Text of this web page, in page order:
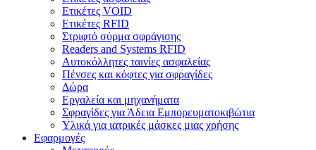
Ετικέτες VOID
Ετικέτες RFID
Στριφτό σύρμα σφράγισης
Readers and Systems RFID
Αυτοκόλλητες ταινίες ασφαλείας
Πένσες και κόφτες για σφραγίδες
Δώρα
Εργαλεία και μηχανήματα
Σφραγίδες για Άδεια Εμπορευματοκιβώτια
Υλικά για ιατρικές μάσκες μιας χρήσης
Εφαρμογές